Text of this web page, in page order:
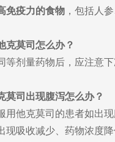
免疫力的食物 ，包括人
克莫司怎么办？
等剂量药物后，应注意
莫司 出现腹泻怎么办？
用他克莫司的患者如出
现吸收减少、药物浓度降